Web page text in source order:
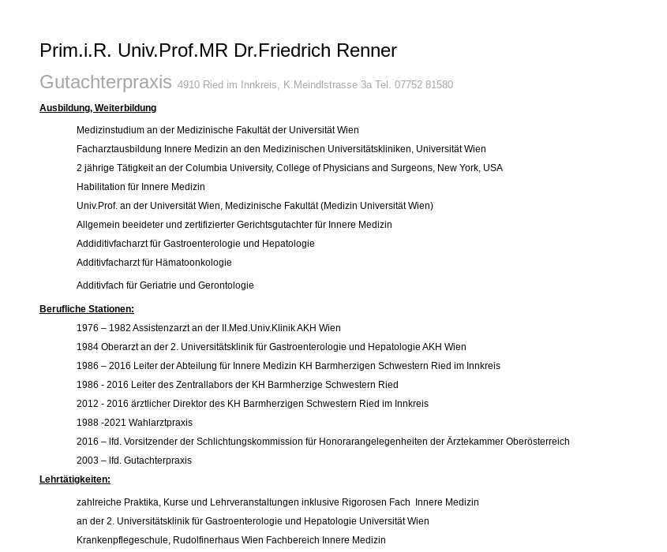
Prim.i.R. Univ.Prof.MR Dr.Friedrich Renner
Gutachterpraxis 4910 Ried im Innkreis, K.Meindlstrasse 3a Tel. 07752 81580
Ausbildung, Weiterbildung
Medizinstudium an der Medizinische Fakultät der Universität Wien
Facharztausbildung Innere Medizin an den Medizinischen Universitätskliniken, Universität Wien
2 jährige Tätigkeit an der Columbia University, College of Physicians and Surgeons, New York, USA
Habilitation für Innere Medizin
Univ.Prof. an der Universität Wien, Medizinische Fakultät (Medizin Universität Wien)
Allgemein beeideter und zertifizierter Gerichtsgutachter für Innere Medizin
Addiditivfacharzt für Gastroenterologie und Hepatologie
Additivfacharzt für Hämatoonkologie
Additivfach für Geriatrie und Gerontologie
Berufliche Stationen:
1976 – 1982 Assistenzarzt an der II.Med.Univ.Klinik AKH Wien
1984 Oberarzt an der 2. Universitätsklinik für Gastroenterologie und Hepatologie AKH Wien
1986 – 2016 Leiter der Abteilung für Innere Medizin KH Barmherzigen Schwestern Ried im Innkreis
1986 - 2016 Leiter des Zentrallabors der KH Barmherzige Schwestern Ried
2012 - 2016 ärztlicher Direktor des KH Barmherzigen Schwestern Ried im Innkreis
1988 -2021 Wahlarztpraxis
2016 – lfd. Vorsitzender der Schlichtungskommission für Honorarangelegenheiten der Ärztekammer Oberösterreich
2003 – lfd. Gutachterpraxis
Lehrtätigkeiten:
zahlreiche Praktika, Kurse und Lehrveranstaltungen inklusive Rigorosen Fach Innere Medizin
an der 2. Universitätsklinik für Gastroenterologie und Hepatologie Universität Wien
Krankenpflegeschule, Rudolfinerhaus Wien Fachbereich Innere Medizin